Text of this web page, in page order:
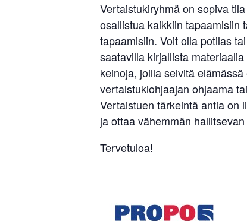
Vertaistukiryhmä on sopiva
osallistua kaikkiin tapaamisiin
tapaamisiin. Voit olla potilas
saatavilla kirjallista
keinoja, joilla selvitä
vertaistukiohjaajan ohjaama
Vertaistuen tärkeintä antia on
ja ottaa vähemmän
Tervetuloa!